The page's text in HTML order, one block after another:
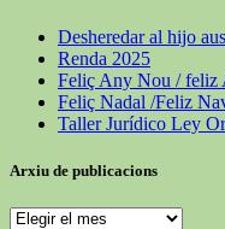
Desheredar al hijo
Renda 2025
Feliç Any Nou / feliz
Feliç Nadal /Feliz
Taller Jurídico Ley
Arxiu de publicacions
Arxiu